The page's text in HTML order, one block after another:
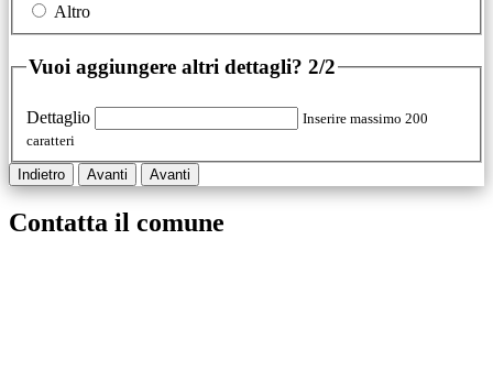
Altro
Vuoi aggiungere altri dettagli? 2/2
Dettaglio
Inserire massimo 200
caratteri
Indietro Avanti Avanti
Contatta il comune